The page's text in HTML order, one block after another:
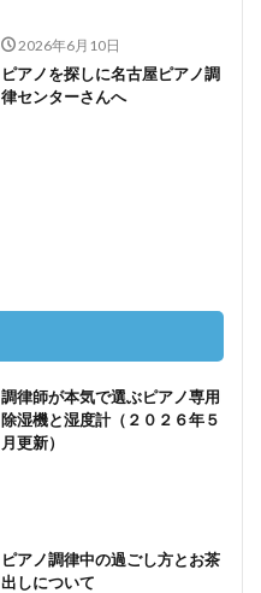
2026年6月10日
ピアノを探しに名古屋ピアノ調
律センターさんへ
調律師が本気で選ぶピアノ専用
除湿機と湿度計（２０２６年５
月更新）
ピアノ調律中の過ごし方とお茶
出しについて